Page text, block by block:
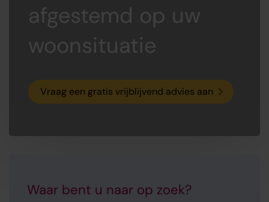
afgestemd op uw
woonsituatie
Vraag een gratis vrijblijvend advies aan
Waar bent u naar op zoek?